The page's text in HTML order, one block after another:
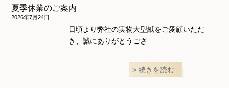
和風衣類
ウェディング・コスチューム
スカート・パンツ
夏季休業のご案内
2026年7月24日
日頃より弊社の実物大型紙をご愛顧いただ
き、誠にありがとうござ …
続きを読む